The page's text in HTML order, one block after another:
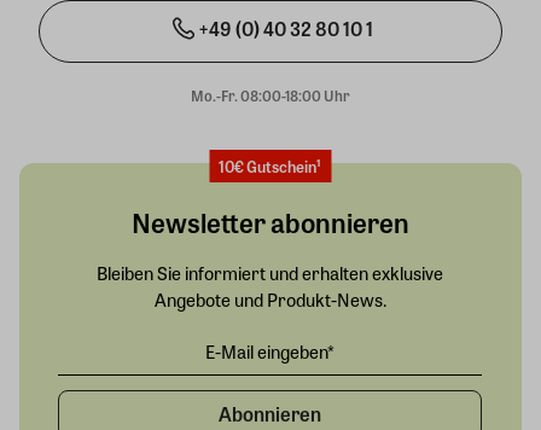
+49 (0) 40 32 80 10 1
Mo.-Fr. 08:00-18:00 Uhr
10€ Gutschein¹
Newsletter abonnieren
Bleiben Sie informiert und erhalten exklusive
Angebote und Produkt-News.
Abonnieren